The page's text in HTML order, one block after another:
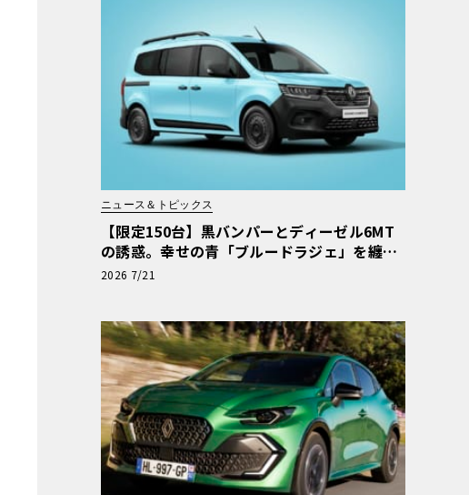
ニュース＆トピックス
【限定150台】黒バンパーとディーゼル6MT
の誘惑。幸せの青「ブルードラジェ」を纏う
カングー・クルール
2026 7/21